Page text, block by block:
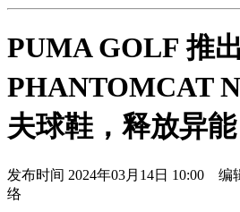
PUMA GOLF 推
PHANTOMCAT
夫球鞋，释放异能
发布时间 2024年03月14日 10:00
络